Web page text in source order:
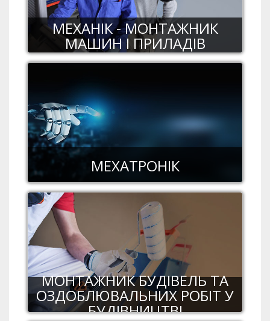
МЕХАНІК - МОНТАЖНИК
МАШИН І ПРИЛАДІВ
МЕХАТРОНІК
МОНТАЖНИК БУДІВЕЛЬ ТА
ОЗДОБЛЮВАЛЬНИХ РОБІТ У
БУДІВНИЦТВІ